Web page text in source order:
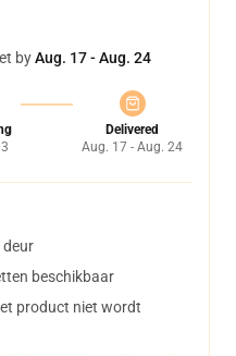
byAug. 17 - Aug. 24
Delivered
Aug. 17 - Aug. 24
deur
beschikbaar
product niet wordt